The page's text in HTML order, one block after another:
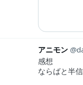
アニモン
感想
ならばと半